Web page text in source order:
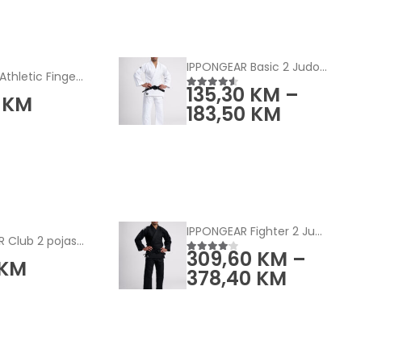
Tape Lab Athletic Finger Tape (5-Pack)
KM
IPPONGEAR Club 2 pojas - jednobojni
IPPONGEAR Basic 2 Judo kimono bijeli
4.50od 5
135,30 KM –
183,50 KM
IPPONGEAR Fighter 2 Judo jakna crn
4.00od 5
309,60 KM –
378,40 KM